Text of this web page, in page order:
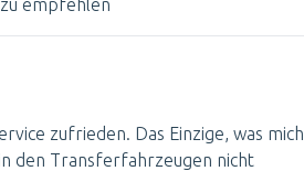
empfehlen
zufrieden. Das Einzige, was mich
den Transferfahrzeugen nicht